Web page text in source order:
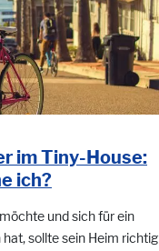
im Tiny-House:
ich?
und sich für ein
sollte sein Heim richtig